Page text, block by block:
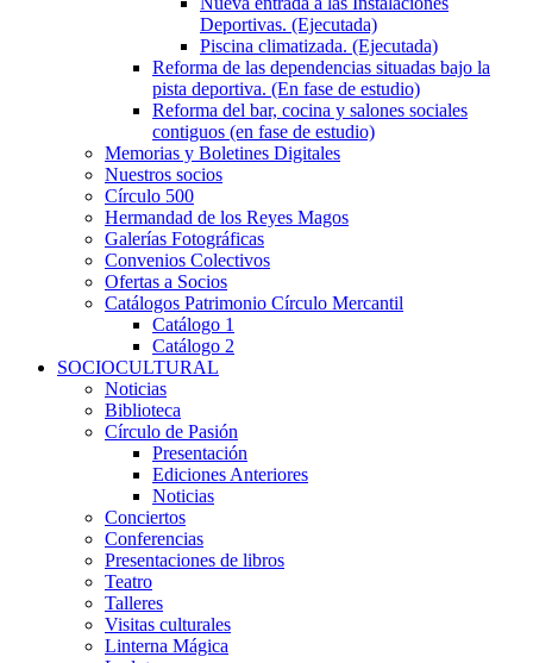
Deportivas. (Ejecutada)
Piscina climatizada. (Ejecutada)
Reforma de las dependencias situadas bajo la
pista deportiva. (En fase de estudio)
Reforma del bar, cocina y salones sociales
contiguos (en fase de estudio)
Memorias y Boletines Digitales
Nuestros socios
Círculo 500
Hermandad de los Reyes Magos
Galerías Fotográficas
Convenios Colectivos
Ofertas a Socios
Catálogos Patrimonio Círculo Mercantil
Catálogo 1
Catálogo 2
SOCIOCULTURAL
Noticias
Biblioteca
Círculo de Pasión
Presentación
Ediciones Anteriores
Noticias
Conciertos
Conferencias
Presentaciones de libros
Teatro
Talleres
Visitas culturales
Linterna Mágica